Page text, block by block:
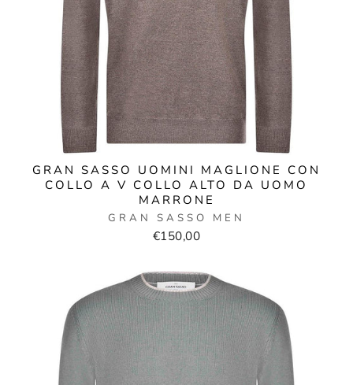
GRAN SASSO UOMINI MAGLIONE CON
COLLO A V COLLO ALTO DA UOMO
MARRONE
GRAN SASSO MEN
€150,00